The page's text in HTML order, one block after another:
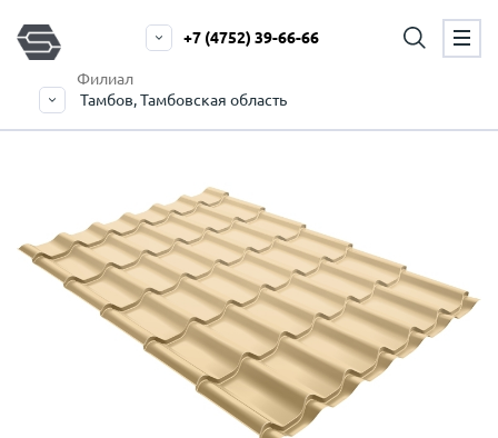
Филиал
Тамбов, Тамбовская область
+7 (4752) 39-66-66